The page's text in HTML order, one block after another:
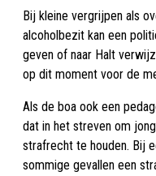
Bij kleine vergrijpen als
alcoholbezit kan een
geven of naar Halt
op dit moment voor de
Als de boa ook een
dat in het streven om
strafrecht te houden. Bij
sommige gevallen een